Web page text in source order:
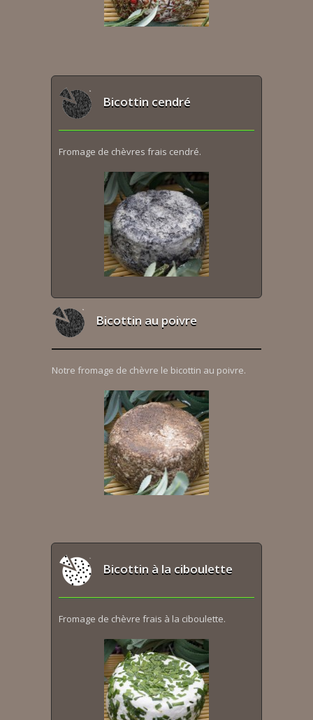
Bicottin cendré
Fromage de chèvres frais cendré.
Bicottin au poivre
Notre fromage de chèvre le bicottin au poivre.
Bicottin à la ciboulette
Fromage de chèvre frais à la ciboulette.